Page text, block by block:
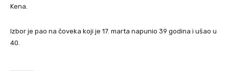
Kena.
Izbor je pao na čoveka koji je 17. marta napunio 39 godina i ušao u
40.